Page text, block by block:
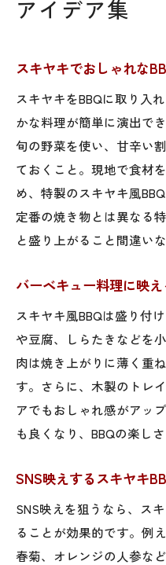
アイデア集
スキヤキでおしゃれな
スキヤキをBBQに取り入
かな料理が簡単に演出で
旬の野菜を使い、甘辛い
ておくこと。現地で食材
め、特製のスキヤキ風
定番の焼き物とは異なる
と盛り上がること間違いな
バーベキュー料理に映
スキヤキ風BBQは盛り付
や豆腐、しらたきなどを
肉は焼き上がりに薄く重
す。さらに、木製のトレ
アでもおしゃれ感がアッ
も良くなり、BBQの楽し
SNS映えするスキヤキ
SNS映えを狙うなら、ス
ることが効果的です。例
春菊、オレンジの人参な